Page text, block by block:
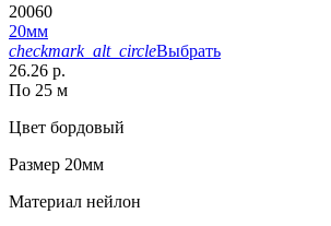
20060
20мм
checkmark_alt_circleВыбрать
26.26 р.
По 25 м
Цвет бордовый
Размер 20мм
Материал нейлон